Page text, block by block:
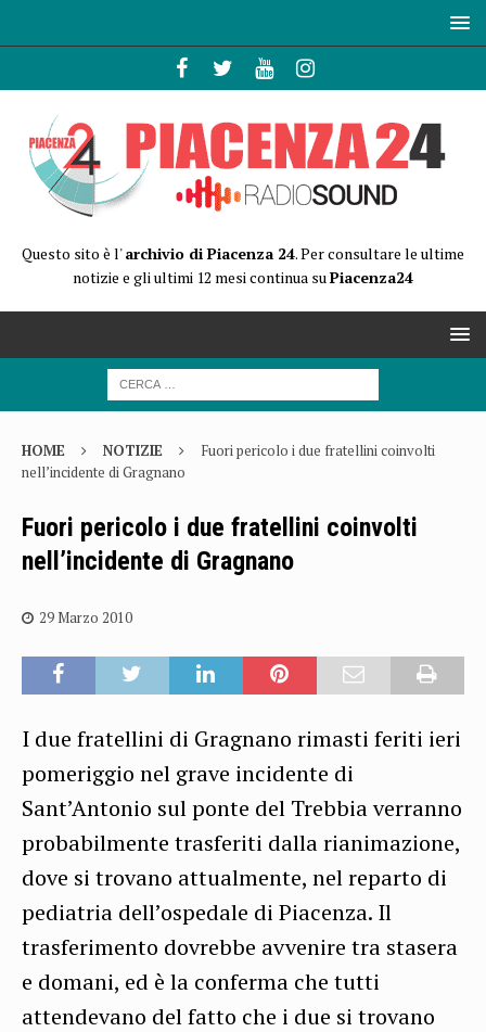
Questo sito è l'archivio di Piacenza 24. Per consultare le ultime
notizie e gli ultimi 12 mesi continua suPiacenza24
HOME NOTIZIE
Fuori pericolo i due fratellini coinvolti
nell’incidente di Gragnano
Fuori pericolo i due fratellini coinvolti
nell’incidente di Gragnano
29 Marzo 2010
I due fratellini di Gragnano rimasti feriti ieri
pomeriggio nel grave incidente di
Sant’Antonio sul ponte del Trebbia verranno
probabilmente trasferiti dalla rianimazione,
dove si trovano attualmente, nel reparto di
pediatria dell’ospedale di Piacenza. Il
trasferimento dovrebbe avvenire tra stasera
e domani, ed è la conferma che tutti
attendevano del fatto che i due si trovano